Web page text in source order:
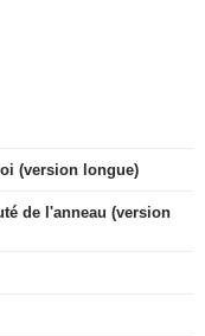
(version longue)
de l'anneau (version